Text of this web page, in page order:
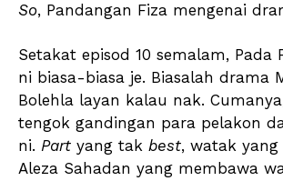
So, Pandangan Fiza mengenai
Setakat episod 10 semalam, Pada
ni biasa-biasa je. Biasalah drama
Bolehla layan kalau nak.
tengok gandingan para pelakon
ni. Part yang tak best, watak
Aleza Sahadan yang membawa